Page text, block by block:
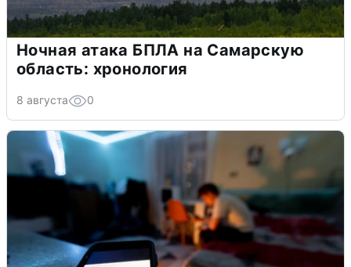
Ночная атака БПЛА на Самарскую
область: хронология
8 августа 0